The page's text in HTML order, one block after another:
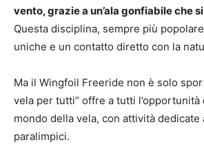
vento, grazie a un’ala gonfiabile che
Questa disciplina, sempre più
uniche e un contatto diretto con la
Ma il Wingfoil Freeride non è solo
vela per tutti” offre a tutti l’opportunità
mondo della vela, con attività dedicate
paralimpici.